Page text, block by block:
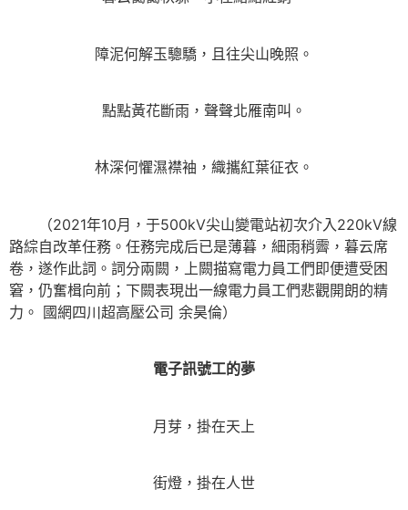
障泥何解玉驄驕，且往尖山晚照。
點點黃花斷雨，聲聲北雁南叫。
林深何懼濕襟袖，織攜紅葉征衣。
（2021年10月，于500kV尖山變電站初次介入220kV線
路綜自改革任務。任務完成后已是薄暮，細雨稍霽，暮云席
卷，遂作此詞。詞分兩闕，上闕描寫電力員工們即便遭受困
窘，仍奮楫向前；下闕表現出一線電力員工們悲觀開朗的精
力。 國網四川超高壓公司 余昊倫）
電子訊號工的夢
月芽，掛在天上
街燈，掛在人世